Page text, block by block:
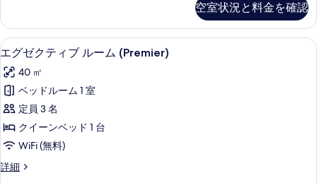
る
の
写
真
を
表
示
す
る
の
詳
細
空室状況と料金を確認
エ
グ
ゼ
ク
テ
ィ
ル
羽毛の掛け布団、ミニバー、セーフ
6
エグゼクティブ ルーム (Premier)
40 ㎡
ベッドルーム 1 室
定員 3 名
クイーンベッド 1 台
WiFi (無料)
詳細
エ